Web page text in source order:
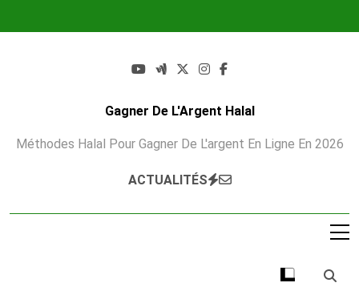
Gagner De L'Argent Halal
Méthodes Halal Pour Gagner De L'argent En Ligne En 2026
ACTUALITÉS